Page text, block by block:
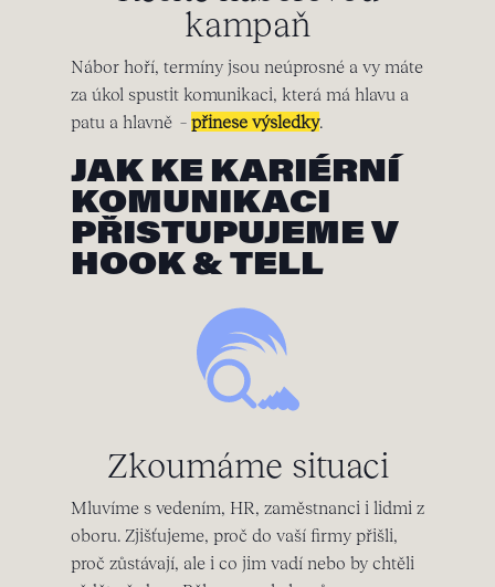
kampaň
Nábor hoří, termíny jsou neúprosné a vy máte
za úkol spustit komunikaci, která má hlavu a
patu a hlavně – přinese výsledky.
JAK KE KARIÉRNÍ
KOMUNIKACI
PŘISTUPUJEME V
HOOK & TELL
Zkoumáme situaci
Mluvíme s vedením, HR, zaměstnanci i lidmi z
oboru. Zjišťujeme, proč do vaší firmy přišli,
proč zůstávají, ale i co jim vadí nebo by chtěli